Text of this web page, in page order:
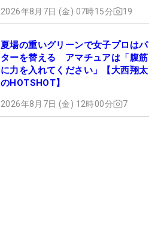
2026年8月7日 (金) 07時15分 19
夏場の重いグリーンで女子プロはパ
ターを替える アマチュアは「腹筋
に力を入れてください」【大西翔太
のHOTSHOT】
2026年8月7日 (金) 12時00分 7